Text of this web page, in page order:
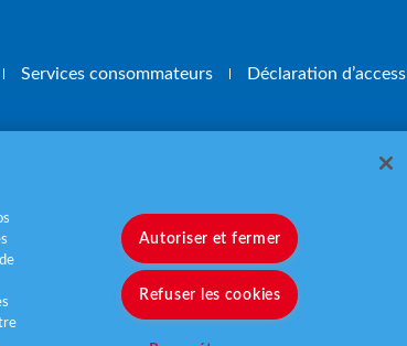
Services consommateurs Déclaration
par jourwww.mangerbouger.fr
Autoriser et fermer
Refuser les cookies